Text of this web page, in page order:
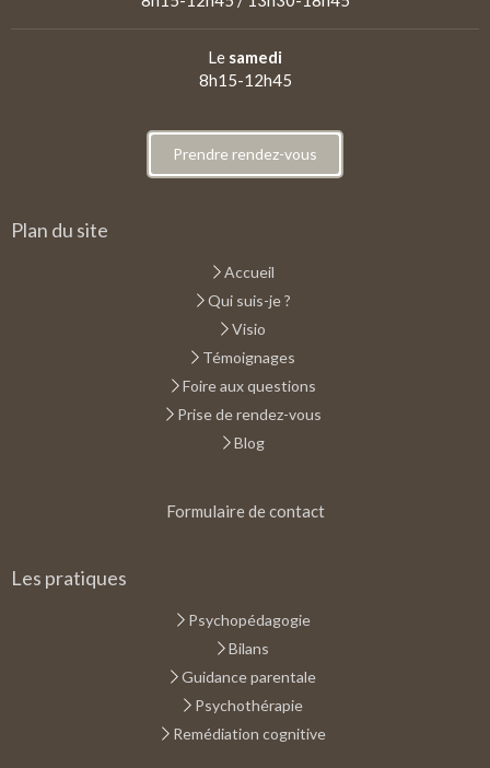
Le samedi
8h15-12h45
Prendre rendez-vous
Plan du site
Accueil
Qui suis-je ?
Visio
Témoignages
Foire aux questions
Prise de rendez-vous
Blog
Formulaire de contact
Les pratiques
Psychopédagogie
Bilans
Guidance parentale
Psychothérapie
Remédiation cognitive